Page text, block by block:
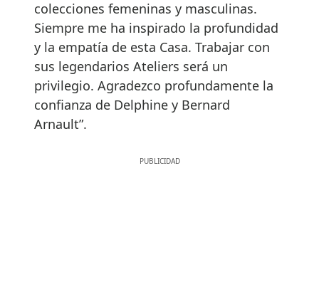
colecciones femeninas y masculinas.
Siempre me ha inspirado la profundidad
y la empatía de esta Casa. Trabajar con
sus legendarios Ateliers será un
privilegio. Agradezco profundamente la
confianza de Delphine y Bernard
Arnault”.